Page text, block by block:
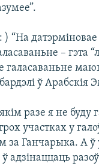
“На датэрміновае
– гэта
галасаваньне
ў Арабскія
разе я не буду
участках у
Ганчарыка. А ў
адзінаццаць